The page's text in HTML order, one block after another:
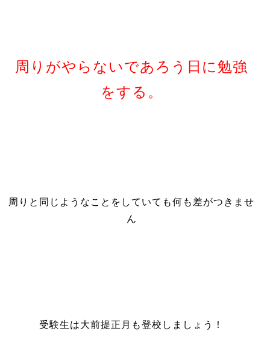
周りがやらないであろう日に勉強
をする。
周りと同じようなことをしていても何も差がつきませ
ん
受験生は大前提正月も登校しましょう！